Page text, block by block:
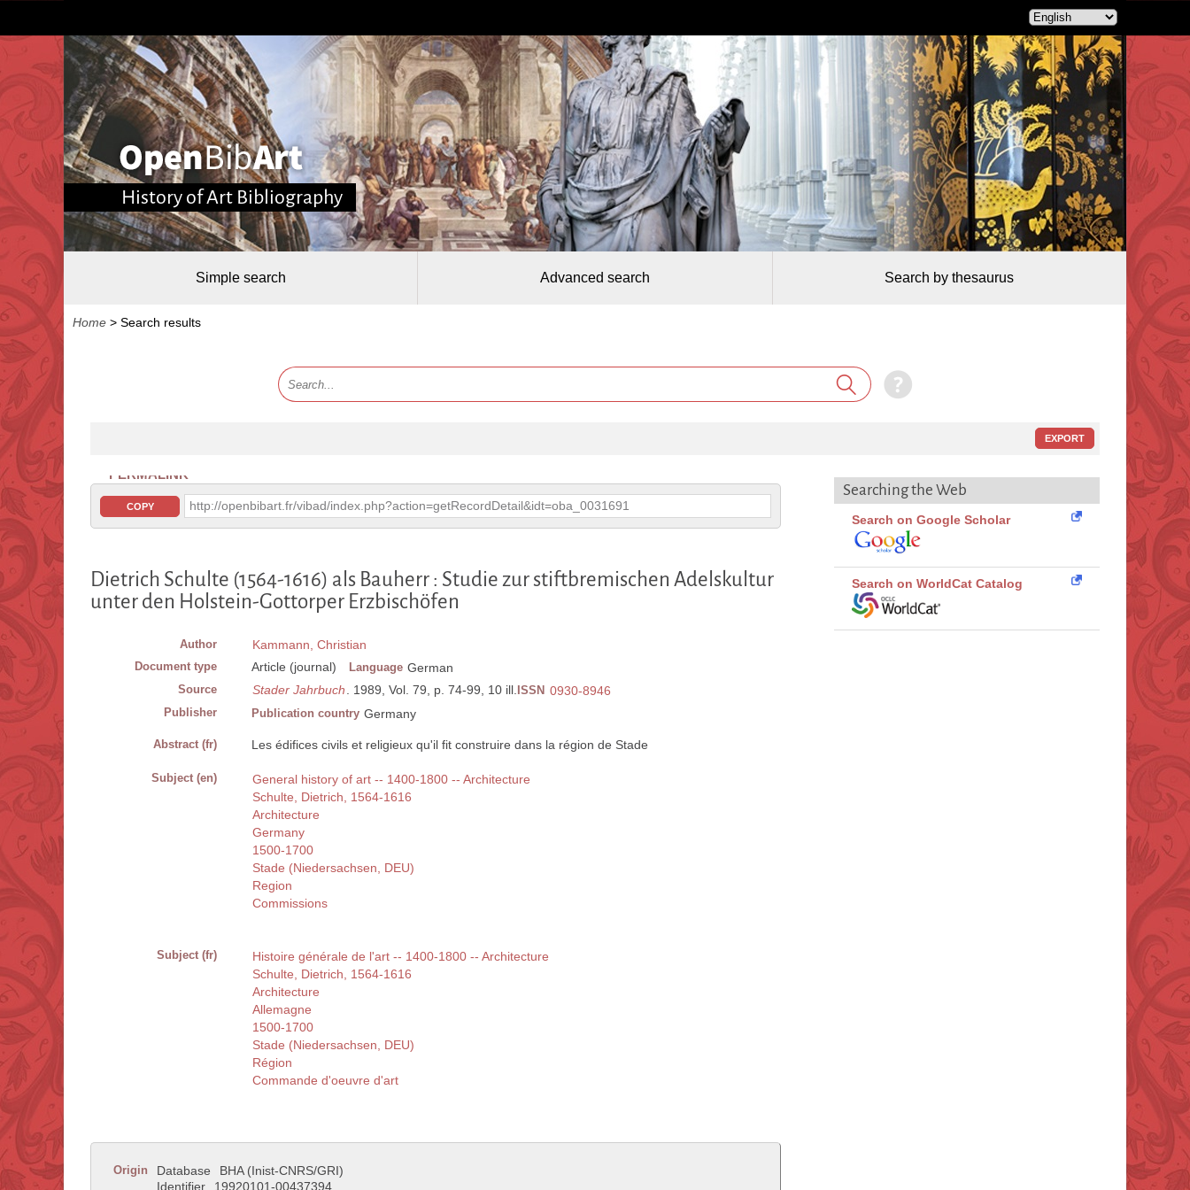
History of Art Bibliography
Simple search Advanced search Search by thesaurus
Home > Search results
EXPORT
PERMALINK
COPY http://openbibart.fr/vibad/index.php?action=getRecordDetail&idt=oba_0031691
Dietrich Schulte (1564-1616) als Bauherr : Studie zur stiftbremischen Adelskultur
unter den Holstein-Gottorper Erzbischöfen
Author Kammann, Christian
Document type Article (journal) Language German
Source Stader Jahrbuch . 1989, Vol. 79, p. 74-99, 10 ill. ISSN 0930-8946
Publisher Publication country Germany
Abstract (fr) Les édifices civils et religieux qu'il fit construire dans la région de Stade
Subject (en)
General history of art -- 1400-1800 -- Architecture
Schulte, Dietrich, 1564-1616
Architecture
Germany
1500-1700
Stade (Niedersachsen, DEU)
Region
Commissions
Subject (fr)
Histoire générale de l'art -- 1400-1800 -- Architecture
Schulte, Dietrich, 1564-1616
Architecture
Allemagne
1500-1700
Stade (Niedersachsen, DEU)
Région
Commande d'oeuvre d'art
Origin Database
BHA (Inist-CNRS/GRI)
Identifier
19920101-00437394
Searching the Web
Search on Google Scholar
Search on WorldCat Catalog